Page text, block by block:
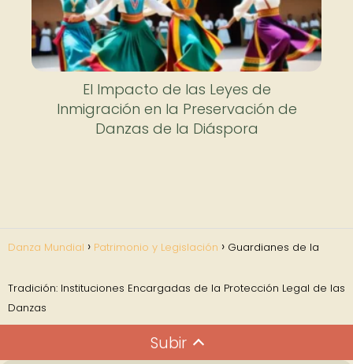
El Impacto de las Leyes de
Inmigración en la Preservación de
Danzas de la Diáspora
Danza Mundial Patrimonio y Legislación Guardianes de la
Tradición: Instituciones Encargadas de la Protección Legal de las
Danzas
Subir